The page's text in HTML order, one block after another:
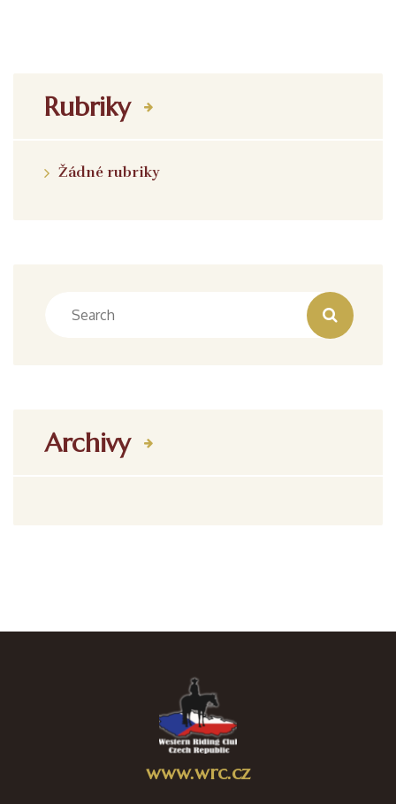
Rubriky
Žádné rubriky
Archivy
www.wrc.cz